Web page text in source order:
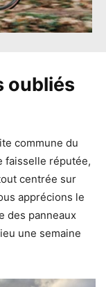
oubliés
commune du
faisselle réputée,
centrée sur
apprécions le
des panneaux
une semaine